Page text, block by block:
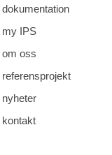
dokumentation
my IPS
om oss
referensprojekt
nyheter
kontakt